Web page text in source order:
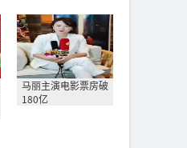
马丽主演电影票房破
180亿